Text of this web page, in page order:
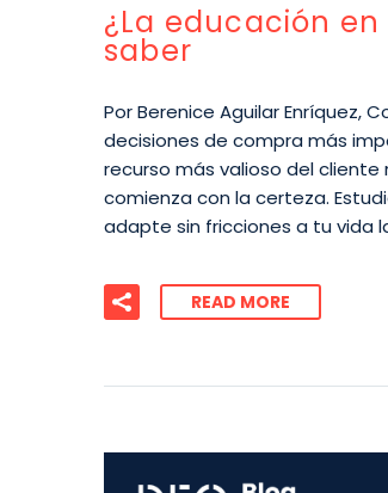
¿La educación en
saber
Por Berenice Aguilar Enríquez,
decisiones de compra más
recurso más valioso del
comienza con la certeza.
adapte sin fricciones a tu vida
READ MORE